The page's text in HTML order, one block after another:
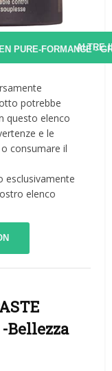
ALTRE
potrebbe
questo elenco
e le
consumare il
esclusivamente
elenco
-Bellezza